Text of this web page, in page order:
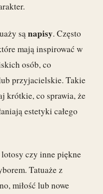
sąnapisy. Często
mają inspirować w
osób, co
przyjacielskie. Takie
krótkie, co sprawia, że
estetyki całego
czy inne piękne
Tatuaże z
miłość lub nowe